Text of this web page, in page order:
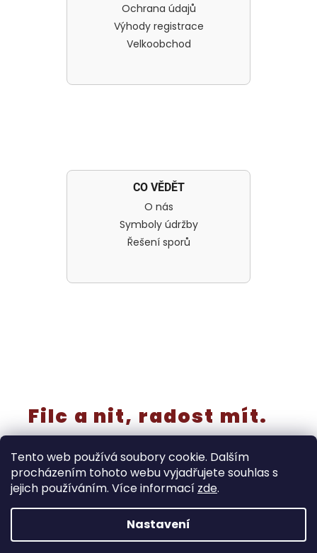
Tento web používá soubory cookie. Dalším
procházením tohoto webu vyjadřujete souhlas s
jejich používáním. Více informací zde.
Nastavení
‼️Rušíme kategorii “výřezy a knoflíky” - již nebudou
samostatně v prodeji! Tyto produkty končí do 30.8. Dále
Ochrana údajů
Výhody registrace
Velkoobchod
CO VĚDĚT
O nás
Symboly údržby
Řešení sporů
Filc a nit, radost mít.
Vytvořil Shoptet